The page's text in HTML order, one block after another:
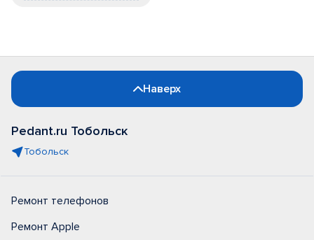
Наверх
Pedant.ru Тобольск
Тобольск
Ремонт телефонов
Ремонт Apple